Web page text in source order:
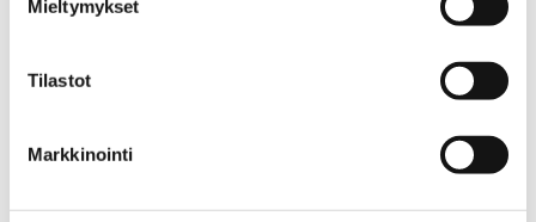
Mieltymykset
Tilastot
Markkinointi